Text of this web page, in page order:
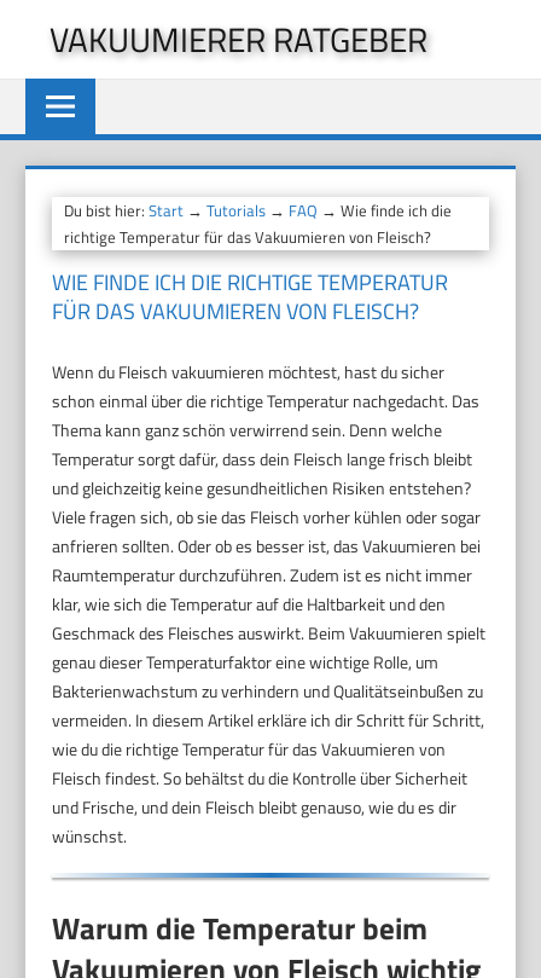
springen
VAKUUMIERER RATGEBER
Du bist hier:Start →Tutorials → FAQ → Wie finde ich die
richtige Temperatur für das Vakuumieren von Fleisch?
WIE FINDE ICH DIE RICHTIGE TEMPERATUR
FÜR DAS VAKUUMIEREN VON FLEISCH?
Wenn du Fleisch vakuumieren möchtest, hast du sicher
schon einmal über die richtige Temperatur nachgedacht. Das
Thema kann ganz schön verwirrend sein. Denn welche
Temperatur sorgt dafür, dass dein Fleisch lange frisch bleibt
und gleichzeitig keine gesundheitlichen Risiken entstehen?
Viele fragen sich, ob sie das Fleisch vorher kühlen oder sogar
anfrieren sollten. Oder ob es besser ist, das Vakuumieren bei
Raumtemperatur durchzuführen. Zudem ist es nicht immer
klar, wie sich die Temperatur auf die Haltbarkeit und den
Geschmack des Fleisches auswirkt. Beim Vakuumieren spielt
genau dieser Temperaturfaktor eine wichtige Rolle, um
Bakterienwachstum zu verhindern und Qualitätseinbußen zu
vermeiden. In diesem Artikel erkläre ich dir Schritt für Schritt,
wie du die richtige Temperatur für das Vakuumieren von
Fleisch findest. So behältst du die Kontrolle über Sicherheit
und Frische, und dein Fleisch bleibt genauso, wie du es dir
wünschst.
Warum die Temperatur beim